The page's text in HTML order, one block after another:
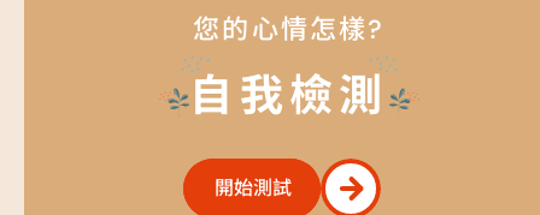
您的心情怎樣?
自我檢測
開始測試
開始測試